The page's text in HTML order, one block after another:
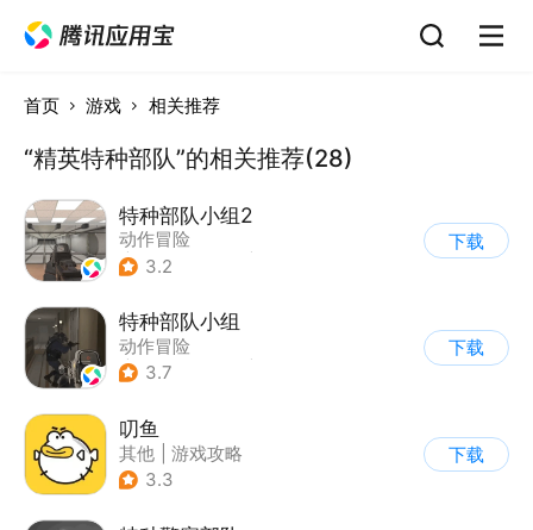
首页 游戏 相关推荐
“精英特种部队”的相关推荐(28)
特种部队小组2
动作冒险
| 第一人称射击
3.2
下载
特种部队小组
动作冒险
| 第一人称射击
3.7
下载
叨鱼
其他
游戏攻略
3.3
下载